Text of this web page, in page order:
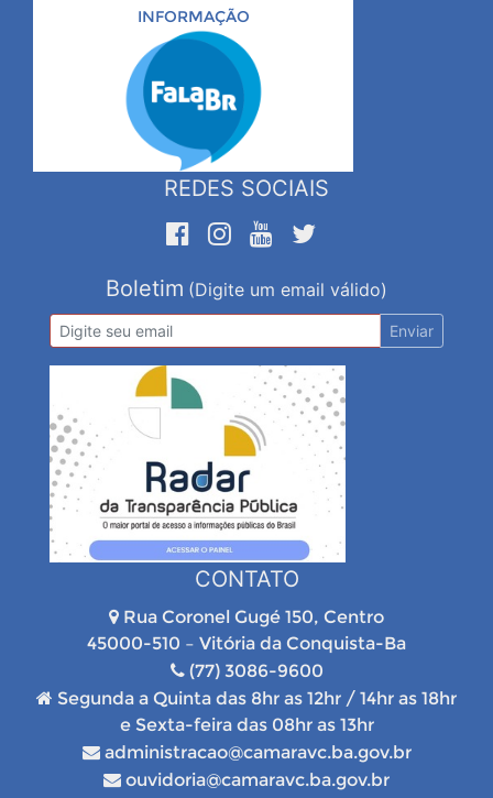
INFORMAÇÃO
REDES SOCIAIS
Boletim (Digite um email válido)
Enviar
CONTATO
Rua Coronel Gugé 150, Centro
45000-510 – Vitória da Conquista-Ba
(77) 3086-9600
Segunda a Quinta das 8hr as 12hr / 14hr as 18hr
e Sexta-feira das 08hr as 13hr
administracao@camaravc.ba.gov.br
ouvidoria@camaravc.ba.gov.br